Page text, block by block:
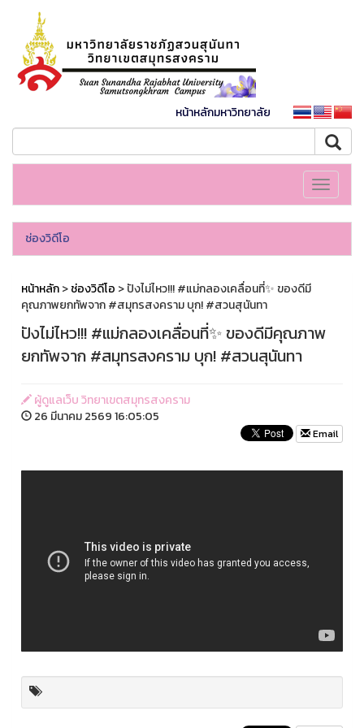
หน้าหลักมหาวิทยาลัย
Toggle
ช่องวิดีโอ
หน้าหลัก>ช่องวิดีโอ > ปังไม่ไหว!!! #แม่กลองเคลื่อนที่✨ ของดีมี
คุณภาพยกทัพจาก #สมุทรสงคราม บุก! #สวนสุนันทา
ปังไม่ไหว!!! #แม่กลองเคลื่อนที่✨ ของดีมีคุณภาพ
ยกทัพจาก #สมุทรสงคราม บุก! #สวนสุนันทา
ผู้ดูแลเว็บ วิทยาเขตสมุทรสงคราม
26 มีนาคม 2569 16:05:05
Email